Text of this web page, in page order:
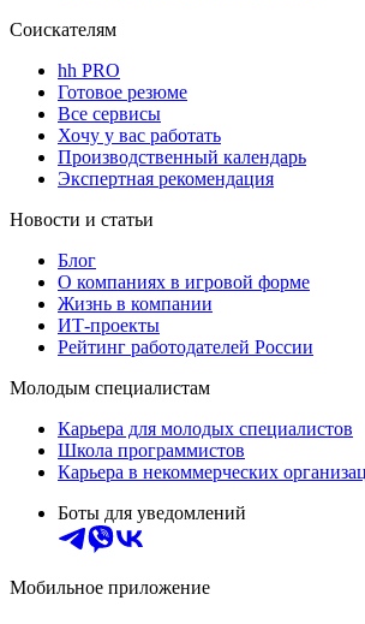
Соискателям
hh PRO
Готовое резюме
Все сервисы
Хочу у вас работать
Производственный календарь
Экспертная рекомендация
Новости и статьи
Блог
О компаниях в игровой форме
Жизнь в компании
ИТ-проекты
Рейтинг работодателей России
Молодым специалистам
Карьера для молодых специалистов
Школа программистов
Карьера в некоммерческих
Боты для уведомлений
Мобильное приложение